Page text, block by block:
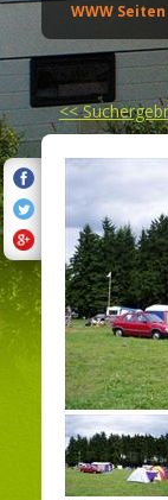
WWW Seiten
<<